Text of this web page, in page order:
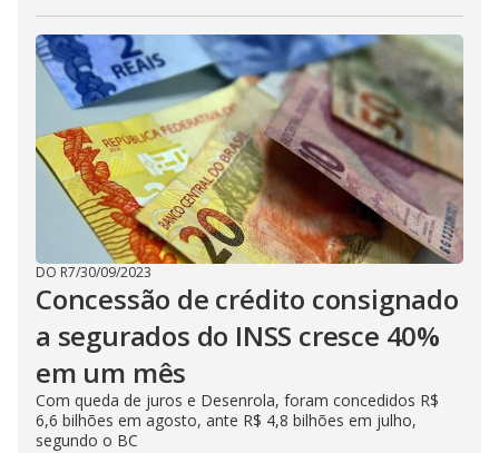
DO R7/30/09/2023
Concessão de crédito consignado
a segurados do INSS cresce 40%
em um mês
Com queda de juros e Desenrola, foram concedidos R$
6,6 bilhões em agosto, ante R$ 4,8 bilhões em julho,
segundo o BC